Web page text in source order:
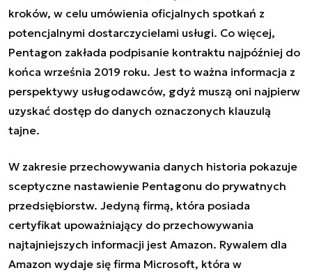
kroków, w celu umówienia oficjalnych spotkań z
potencjalnymi dostarczycielami usługi. Co więcej,
Pentagon zakłada podpisanie kontraktu najpóźniej do
końca września 2019 roku. Jest to ważna informacja z
perspektywy usługodawców, gdyż muszą oni najpierw
uzyskać dostęp do danych oznaczonych klauzulą
tajne.
W zakresie przechowywania danych historia pokazuje
sceptyczne nastawienie Pentagonu do prywatnych
przedsiębiorstw. Jedyną firmą, która posiada
certyfikat upoważniający do przechowywania
najtajniejszych informacji jest Amazon. Rywalem dla
Amazon wydaje się firma Microsoft, która w